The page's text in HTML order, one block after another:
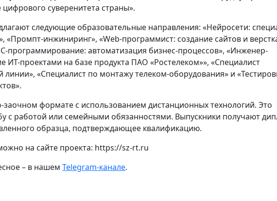
суверенитета страны».
следующие образовательные направления: «Нейросети:
«Промпт-инжиниринг», «Web-программист: создание сайтов и
программирование: автоматизация бизнес-процессов», «Инженер-
ИТ-проектами на базе продукта ПАО «Ростелеком»», «Специалист
линии», «Специалист по монтажу телеком-оборудования» и
формате с использованием дистанционных технологий. Это
с работой или семейными обязанностями. Выпускники получают
образца, подтверждающее квалификацию.
на сайте проекта: https://sz-rt.ru
– в нашем Telegram-канале.